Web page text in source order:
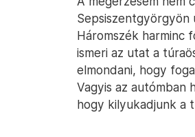
Sepsiszentgyörgyön
Háromszék harminc
ismeri az utat a
elmondani, hogy
Vagyis az autómban
hogy kilyukadjunk a